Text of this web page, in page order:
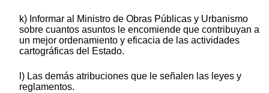
k) Informar al Ministro de Obras Públicas y Urbanismo
sobre cuantos asuntos le encomiende que contribuyan a
un mejor ordenamiento y eficacia de las actividades
cartográficas del Estado.
l) Las demás atribuciones que le señalen las leyes y
reglamentos.